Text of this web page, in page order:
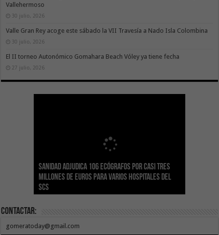
Vallehermoso
30 julio, 2026
Valle Gran Rey acoge este sábado la VII Travesía a Nado Isla Colombina
30 julio, 2026
El II torneo Autonómico Gomahara Beach Vóley ya tiene fecha
27 julio, 2026
Sanidad adjudica 106 ecógrafos por casi tres
millones de euros para varios hospitales del
SCS
Gesplan logra la máxima puntuación en el
Índice de Transparencia de Canarias por cuarto
año consecutivo
El Gobierno canario concede ayudas del
POSEICAN-Pesca al sector por valor de 7,09 M€
tras aumentar las cuantías
Transición Ecológica coordina con Ashotel su
adhesión a la Red de Refugios Climáticos de
Canarias
Visocan incorpora 170 pisos a su parque de
vivienda protegida en régimen de alquiler
asequible de Tenerife
Sanidad refuerza la capacidad diagnóstica de
los centros de salud con el impulso de la
ecografía clínica
Contactar:
gomeratoday@gmail.com